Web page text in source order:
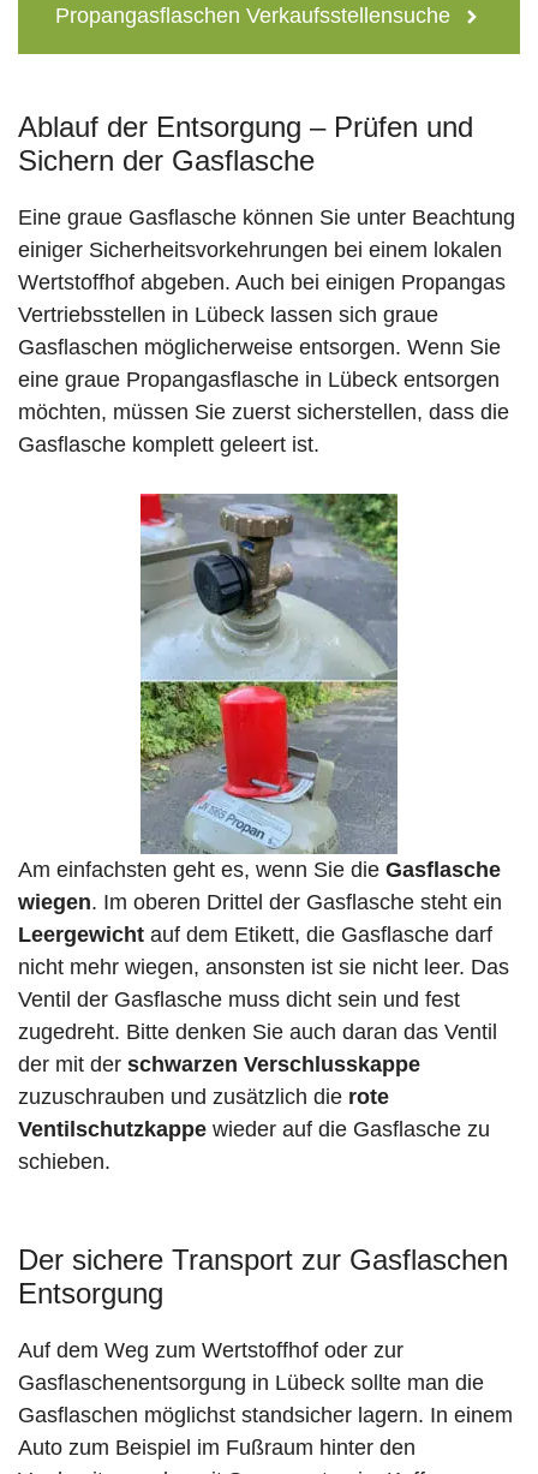
Propangasflaschen Verkaufsstellensuche
Ablauf der Entsorgung – Prüfen und
Sichern der Gasflasche
Eine graue Gasflasche können Sie unter Beachtung
einiger Sicherheitsvorkehrungen bei einem lokalen
Wertstoffhof abgeben. Auch bei einigen Propangas
Vertriebsstellen in Lübeck lassen sich graue
Gasflaschen möglicherweise entsorgen. Wenn Sie
eine graue Propangasflasche in Lübeck entsorgen
möchten, müssen Sie zuerst sicherstellen, dass die
Gasflasche komplett geleert ist.
Am einfachsten geht es, wenn Sie die Gasflasche
wiegen. Im oberen Drittel der Gasflasche steht ein
Leergewicht auf dem Etikett, die Gasflasche darf
nicht mehr wiegen, ansonsten ist sie nicht leer. Das
Ventil der Gasflasche muss dicht sein und fest
zugedreht. Bitte denken Sie auch daran das Ventil
der mit der schwarzen Verschlusskappe
zuzuschrauben und zusätzlich die rote
Ventilschutzkappe wieder auf die Gasflasche zu
schieben.
Der sichere Transport zur Gasflaschen
Entsorgung
Auf dem Weg zum Wertstoffhof oder zur
Gasflaschenentsorgung in Lübeck sollte man die
Gasflaschen möglichst standsicher lagern. In einem
Auto zum Beispiel im Fußraum hinter den